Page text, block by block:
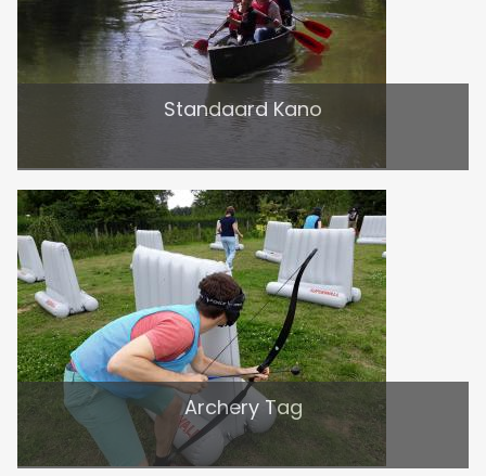
Standaard Kano
Archery Tag